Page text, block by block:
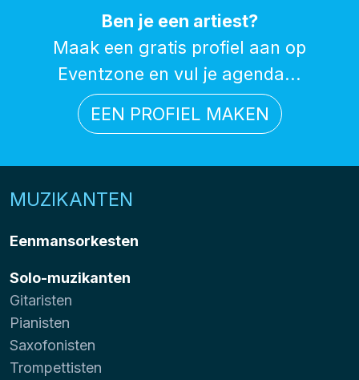
Ben je een artiest?
Maak een gratis profiel aan op
Eventzone en vul je agenda...
EEN PROFIEL MAKEN
MUZIKANTEN
Eenmansorkesten
Solo-muzikanten
Gitaristen
Pianisten
Saxofonisten
Trompettisten